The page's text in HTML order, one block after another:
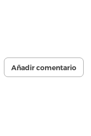
Añadir comentario